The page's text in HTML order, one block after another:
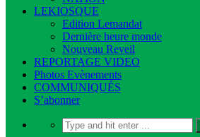
LEKIOSQUE
Edition Lemandat
Dernière heure monde
Nouveau Reveil
REPORTAGE VIDEO
Photos Evènements
COMMUNIQUÉS
S’abonner